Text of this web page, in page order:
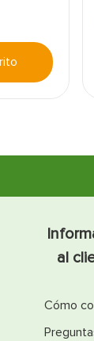
al
Cómo